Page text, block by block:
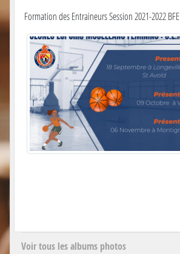
Formation des Entraineurs Session 2021-2022 BFE
Voir tous les albums photos